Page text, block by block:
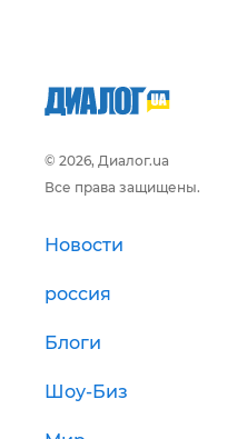
© 2026, Диалог.ua
Все права защищены.
Новости
россия
Блоги
Шоу-Биз